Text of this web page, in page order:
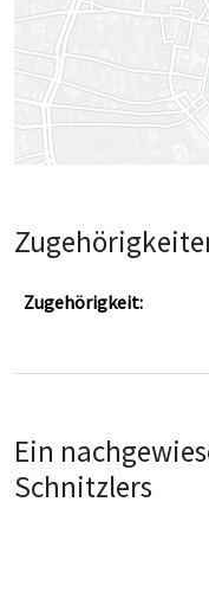
Zugehörigkeit:
Ein
Schnitzlers